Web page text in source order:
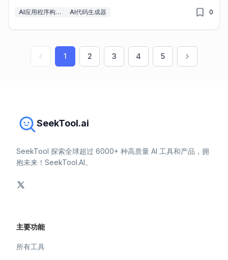
AI应用程序构建器 AI代码生成器 0
1 2 3 4 5
SeekTool.ai
SeekTool 探索全球超过 6000+ 种高质量 AI 工具和产品，拥
抱未来！SeekTool.AI。
主要功能
所有工具